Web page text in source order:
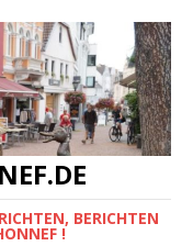
BERICHTEN
!